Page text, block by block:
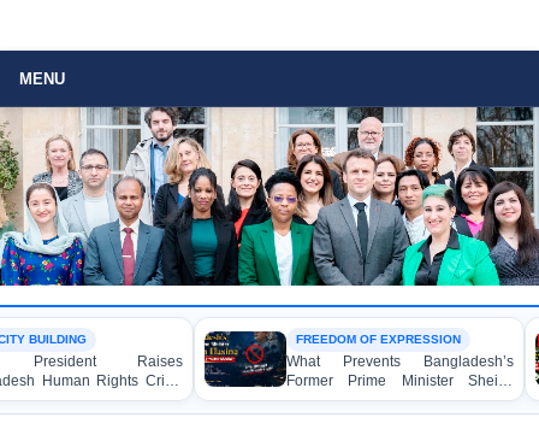
MENU
Raises
Rights Crisis
in Brussels
FREEDOM OF EXPRESSION
What Prevents Bangladesh’s
Former Prime Minister Sheikh
Hasina from Speaking to the
Media?